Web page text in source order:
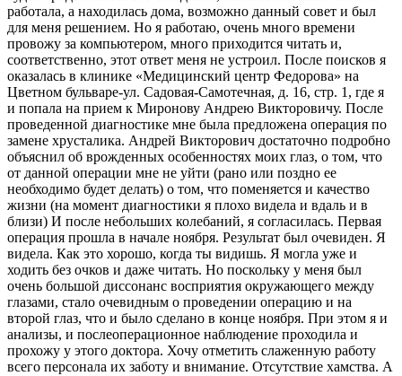
работала, а находилась дома, возможно данный совет и был
для меня решением. Но я работаю, очень много времени
провожу за компьютером, много приходится читать и,
соответственно, этот ответ меня не устроил. После поисков я
оказалась в клинике «Медицинский центр Федорова» на
Цветном бульваре-ул. Садовая-Самотечная, д. 16, стр. 1, где я
и попала на прием к Миронову Андрею Викторовичу. После
проведенной диагностике мне была предложена операция по
замене хрусталика. Андрей Викторович достаточно подробно
объяснил об врожденных особенностях моих глаз, о том, что
от данной операции мне не уйти (рано или поздно ее
необходимо будет делать) о том, что поменяется и качество
жизни (на момент диагностики я плохо видела и вдаль и в
близи) И после небольших колебаний, я согласилась. Первая
операция прошла в начале ноября. Результат был очевиден. Я
видела. Как это хорошо, когда ты видишь. Я могла уже и
ходить без очков и даже читать. Но поскольку у меня был
очень большой диссонанс восприятия окружающего между
глазами, стало очевидным о проведении операцию и на
второй глаз, что и было сделано в конце ноября. При этом я и
анализы, и послеоперационное наблюдение проходила и
прохожу у этого доктора. Хочу отметить слаженную работу
всего персонала их заботу и внимание. Отсутствие хамства. А